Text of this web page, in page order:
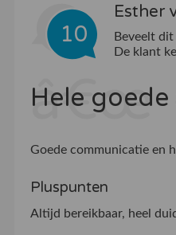
10
Esther
Beveelt
De klant
Hele
Goede communicatie en
Pluspunten
Altijd bereikbaar, heel